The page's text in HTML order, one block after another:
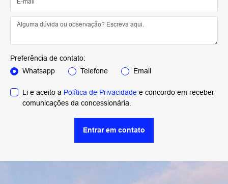
Preferência de contato:
Whatsapp
Telefone Email
Li e aceito a Política de Privacidade e concordo em receber
comunicações da concessionária.
Entrar em contato